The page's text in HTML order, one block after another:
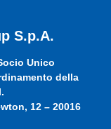
S.p.A.
Unico
della
12 – 20016